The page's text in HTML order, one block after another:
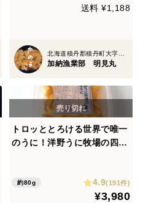
送料 ¥1,188
加納漁業部 明見丸
トロッととろける世界で唯一
のうに！洋野うに牧場の四年
約80g 4.9(191件)
¥3,980